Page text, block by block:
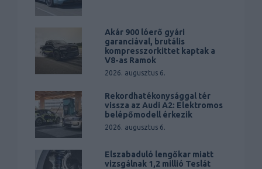
Akár 900 lóerő gyári
garanciával, brutális
kompresszorkittet kaptak a
V8-as Ramok
2026. augusztus 6.
Rekordhatékonysággal tér
vissza az Audi A2: Elektromos
belépőmodell érkezik
2026. augusztus 6.
Elszabaduló lengőkar miatt
vizsgálnak 1,2 millió Teslát